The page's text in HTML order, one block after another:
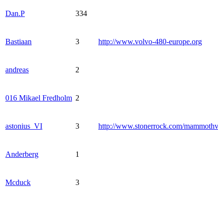
Dan.P 334
Bastiaan 3 http://www.volvo-480-europe.org
andreas 2
016 Mikael Fredholm 2
astonius_VI 3 http://www.stonerrock.com/
Anderberg 1
Mcduck 3